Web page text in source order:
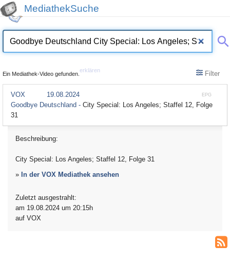
MediathekSuche
Ein Mediathek-Video gefunden.
erklären Filter
EPG
VOX
19.08.2024
Goodbye Deutschland - City Special: Los Angeles; Staffel 12, Folge
31
Beschreibung:
City Special: Los Angeles; Staffel 12, Folge 31
» In der VOX Mediathek ansehen
Zuletzt ausgestrahlt:
am 19.08.2024 um 20:15h
auf VOX